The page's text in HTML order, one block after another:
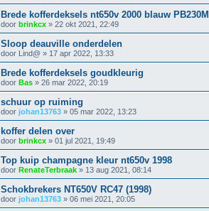
Brede kofferdeksels nt650v 2000 blauw PB230M
door brinkcx » 22 okt 2021, 22:49
Sloop deauville onderdelen
door Lind@ » 17 apr 2022, 13:33
Brede kofferdeksels goudkleurig
door Bas » 26 mar 2022, 20:19
schuur op ruiming
door johan13763 » 05 mar 2022, 13:23
koffer delen over
door brinkcx » 01 jul 2021, 19:49
Top kuip champagne kleur nt650v 1998
door RenateTerbraak » 13 aug 2021, 08:14
Schokbrekers NT650V RC47 (1998)
door johan13763 » 06 mei 2021, 20:05